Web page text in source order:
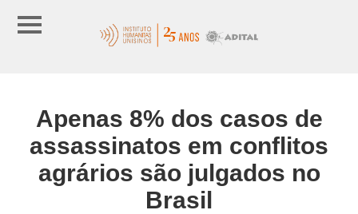
Apenas 8% dos casos de
assassinatos em conflitos
agrários são julgados no
Brasil